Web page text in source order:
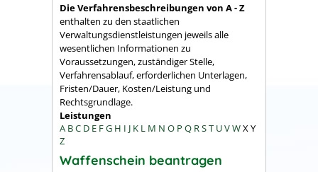
Die Verfahrensbeschreibungen von A - Z
enthalten zu den staatlichen
Verwaltungsdienstleistungen jeweils alle
wesentlichen Informationen zu
Voraussetzungen, zuständiger Stelle,
Verfahrensablauf, erforderlichen Unterlagen,
Fristen/Dauer, Kosten/Leistung und
Rechtsgrundlage.
Leistungen
A BC D E FG H I J K L M N O P Q RST UVWX Y
Z
Waffenschein beantragen